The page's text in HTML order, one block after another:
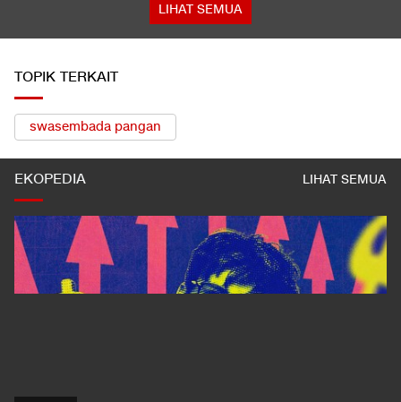
LIHAT SEMUA
TOPIK TERKAIT
swasembada pangan
EKOPEDIA LIHAT SEMUA